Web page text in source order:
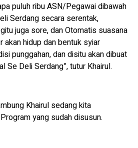
puluh ribu ASN/Pegawai dibawah
Serdang secara serentak,
juga sore, dan Otomatis suasana
akan hidup dan bentuk syiar
punggahan, dan disitu akan dibuat
Se Deli Serdang”, tutur Khairul.
Khairul sedang kita
yang sudah disusun.